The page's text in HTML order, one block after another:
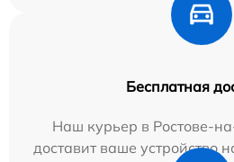
Бесплатная
Наш курьер в Ростове-
доставит ваше устройство